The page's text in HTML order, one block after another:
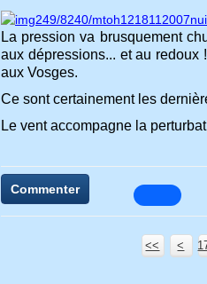
La pression va brusquement
aux dépressions... et au
aux Vosges.
Ce sont certainement les
Le vent accompagne la
Commenter
<< <